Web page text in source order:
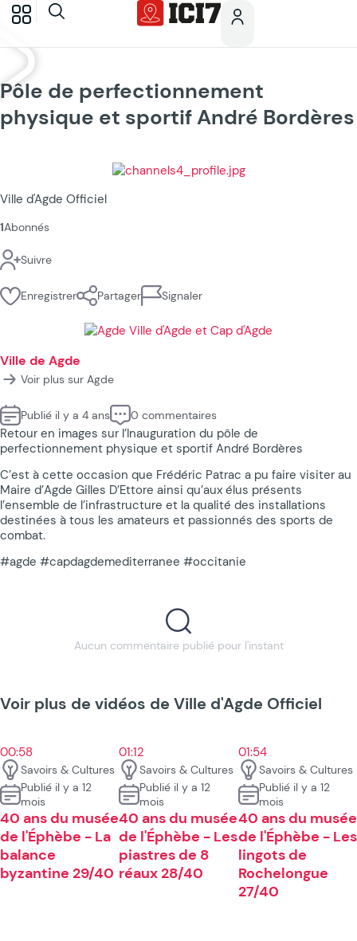
Pôle de perfectionnement
physique et sportif André Bordères
Ville d'Agde Officiel
1Abonnés
Suivre
Enregistrer Partager Signaler
Ville de Agde
Voir plus sur Agde
Publié il y a 4 ans 0 commentaires
Retour en images sur l’Inauguration du pôle de
perfectionnement physique et sportif André Bordères
C’est à cette occasion que Frédéric Patrac a pu faire visiter au
Maire d’Agde Gilles D’Ettore ainsi qu’aux élus présents
l’ensemble de l’infrastructure et la qualité des installations
destinées à tous les amateurs et passionnés des sports de
combat.
#agde #capdagdemediterranee #occitanie
Aucun commentaire publié pour l'instant
Voir plus de vidéos de Ville d'Agde Officiel
00:58
Savoirs & Cultures
Publié il y a 12
mois
40 ans du musée
de l'Éphèbe - La
balance
byzantine 29/40
01:12
Savoirs & Cultures
Publié il y a 12
mois
40 ans du musée
de l'Éphèbe - Les
piastres de 8
réaux 28/40
01:54
Savoirs & Cultures
Publié il y a 12
mois
40 ans du musée
de l'Éphèbe - Les
lingots de
Rochelongue
27/40